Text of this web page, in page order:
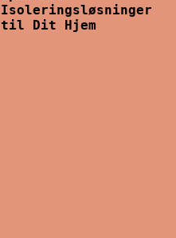
Isoleringsløsninger
til Dit Hjem